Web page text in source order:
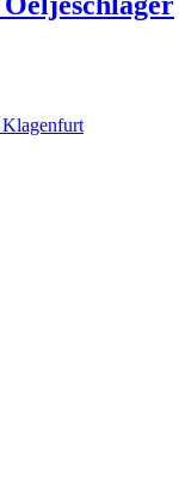
Klagenfurt